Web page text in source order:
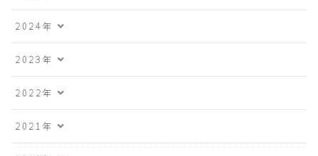
2024年
2023年
2022年
2021年